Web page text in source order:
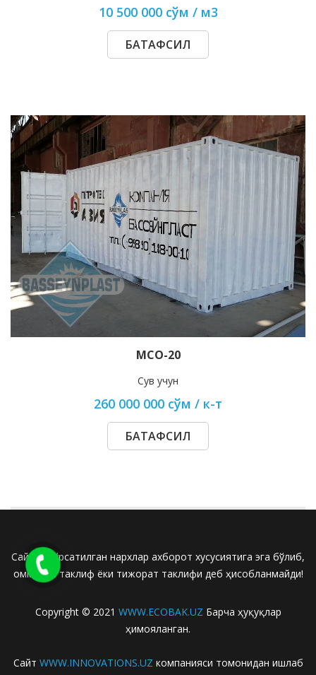
10 500 000 сўм / м3
БАТАФСИЛ
МСО-20
Сув учун
260 000 000 сўм / к-т
БАТАФСИЛ
Сайтда кўрсатилган нархлар ахборот хусусиятига эга бўлиб,
оммавий таклиф ёки тижорат таклифи деб ҳисобланмайди!
Copyright © 2021 WWW.ECOBAK.UZ Барча ҳуқуқлар
ҳимояланган.
Сайт WWW.INNOVATIONS.UZ компанияси томонидан ишлаб